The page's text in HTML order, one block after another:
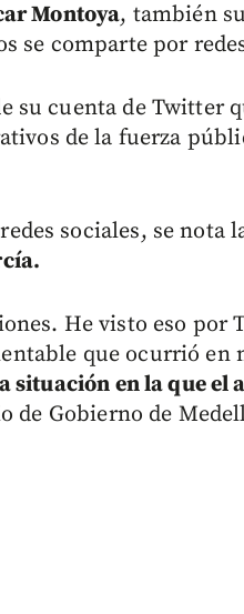
Montoya, también
se comparte por
su cuenta de Twitter
de la fuerza
sociales, se nota
He visto eso por
que ocurrió en
situación en la que el
de Gobierno de